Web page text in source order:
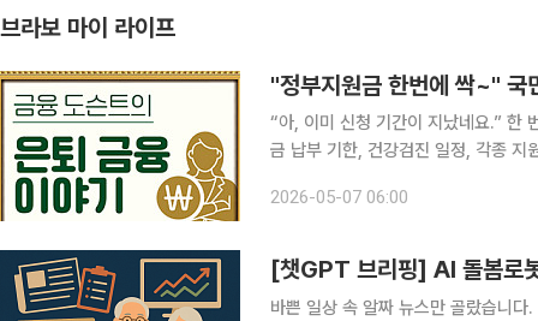
브라보 마이 라이프
"정부지원금 한번에 싹~" 국
“아, 이미 신청 기간이 지났네요.” 한
금 납부 기한, 건강검진 일정, 각종 지
2026-05-07 06:00
[챗GPT 브리핑] AI 돌봄로
바쁜 일상 속 알짜 뉴스만 골랐습니다